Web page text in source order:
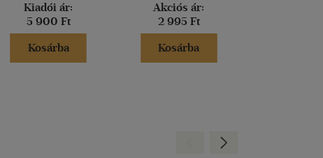
Kiadói ár:
5 900 Ft
Kosárba
Akciós ár:
2 995 Ft
Kosárba
Előre